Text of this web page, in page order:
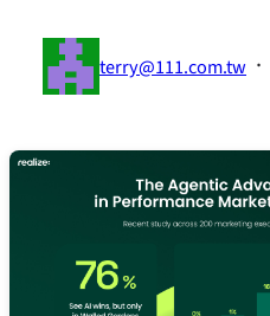
terry@111.com.tw ·